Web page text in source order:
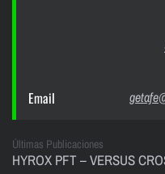
Email
Últimas Publicaciones
HYROX PFT – VERSUS